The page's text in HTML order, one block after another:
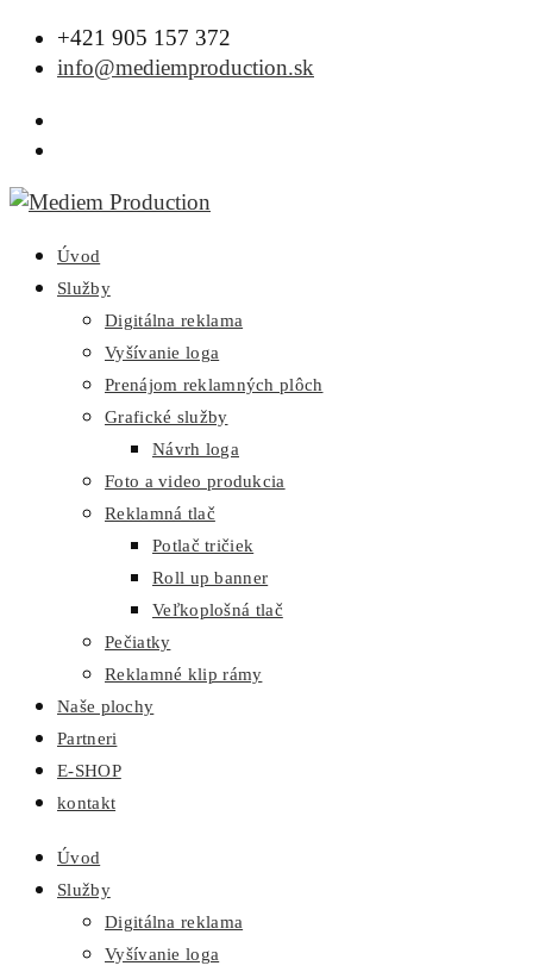
+421 905 157 372
info@mediemproduction.sk
Úvod
Služby
Digitálna reklama
Vyšívanie loga
Prenájom reklamných plôch
Grafické služby
Návrh loga
Foto a video produkcia
Reklamná tlač
Potlač tričiek
Roll up banner
Veľkoplošná tlač
Pečiatky
Reklamné klip rámy
Naše plochy
Partneri
E-SHOP
kontakt
Úvod
Služby
Digitálna reklama
Vyšívanie loga